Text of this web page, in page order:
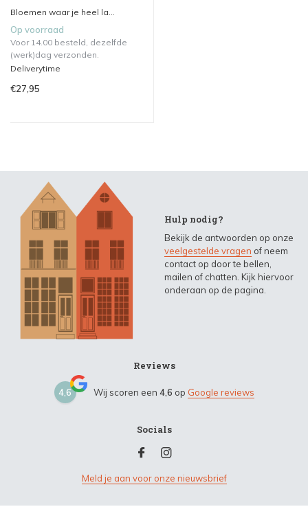
Bloemen waar je heel la...
Op voorraad
Voor 14.00 besteld, dezelfde
(werk)dag verzonden.
Deliverytime
€27,95
Hulp nodig?
Bekijk de antwoorden op onze
veelgestelde vragen of neem
contact op door te bellen,
mailen of chatten. Kijk hiervoor
onderaan op de pagina.
Reviews
4,6 Wij scoren een 4,6 op Google reviews
Socials
Meld je aan voor onze nieuwsbrief